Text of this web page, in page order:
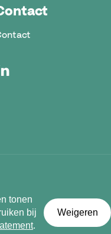
tonen
bij
.
Weigeren